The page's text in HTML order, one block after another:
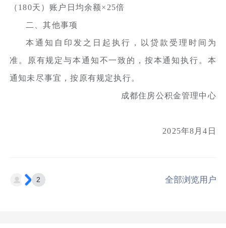
（180天）账户日均余额×25倍
二、其他事项
本通知自印发之日起执行，以贷款受理时间为
准。原有规定与本通知不一致的，按本通知执行。本
通知未尽事宜，按原有规定执行。
成都住房公积金管理中心
2025年8月4日
2 全部浏览用户